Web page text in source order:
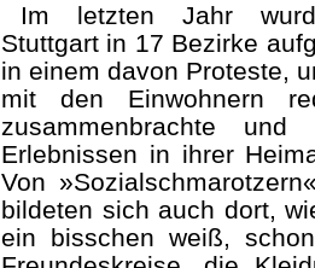
Im letzten Jahr
Stuttgart in 17 Bezirke
in einem davon Proteste,
mit den Ein­wohnern
zusammenbrachte
Erlebnissen in ihrer
Von
bildeten sich auch dort,
ein bisschen weiß,